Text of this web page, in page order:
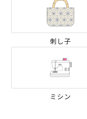
刺し子
ミシン